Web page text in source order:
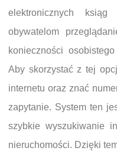
elektronicznych ksiąg
obywatelom
konieczności
Aby skorzystać z tej
internetu oraz znać
zapytanie. System ten
szybkie wyszukiwanie
nieruchomości. Dzięki